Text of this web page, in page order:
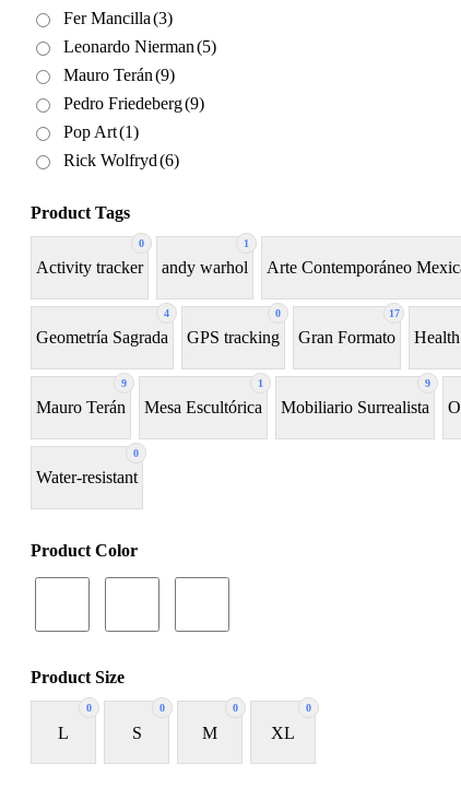
Fer Mancilla(3)
Leonardo Nierman(5)
Mauro Terán(9)
Pedro Friedeberg(9)
Pop Art(1)
Rick Wolfryd(6)
Product Tags
0
Activity tracker
1
andy warhol Arte Contemporáneo
4
Geometría Sagrada
0
GPS tracking
17
Gran Formato
9
Mauro Terán
1
Mesa Escultórica
9
Mobiliario Surrealista
0
Water-resistant
Product Color
Product Size
0
L
0
S
0
M
0
XL